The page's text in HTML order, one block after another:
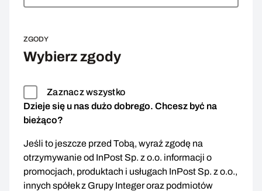
ZGODY
Wybierz zgody
Zaznacz wszystko
Dzieje się u nas dużo dobrego. Chcesz być na
bieżąco?
Jeśli to jeszcze przed Tobą, wyraź zgodę na
otrzymywanie od InPost Sp. z o.o. informacji o
promocjach, produktach i usługach InPost Sp. z o.o.,
innych spółek z Grupy Integer oraz podmiotów